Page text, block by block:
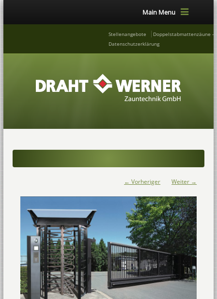
Main Menu
Stellenangebote
Doppelstabmattenzäune –
Datenschutzerklärung
← Vorheriger Weiter →